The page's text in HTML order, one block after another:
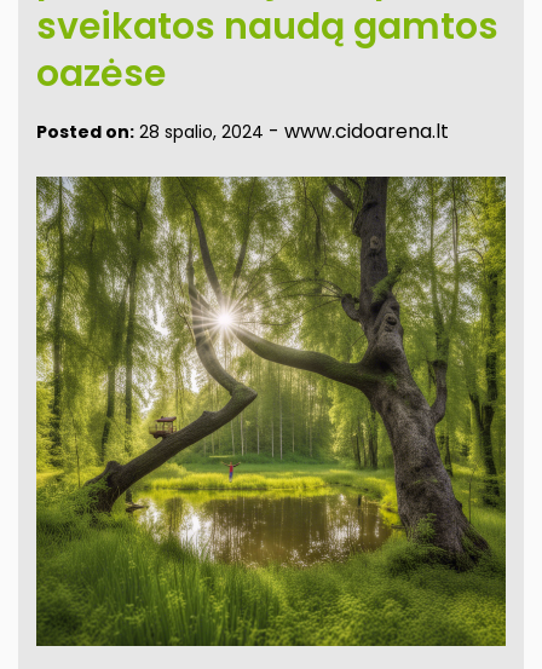
sveikatos naudą gamtos
oazėse
Posted on: 28 spalio, 2024 - www.cidoarena.lt